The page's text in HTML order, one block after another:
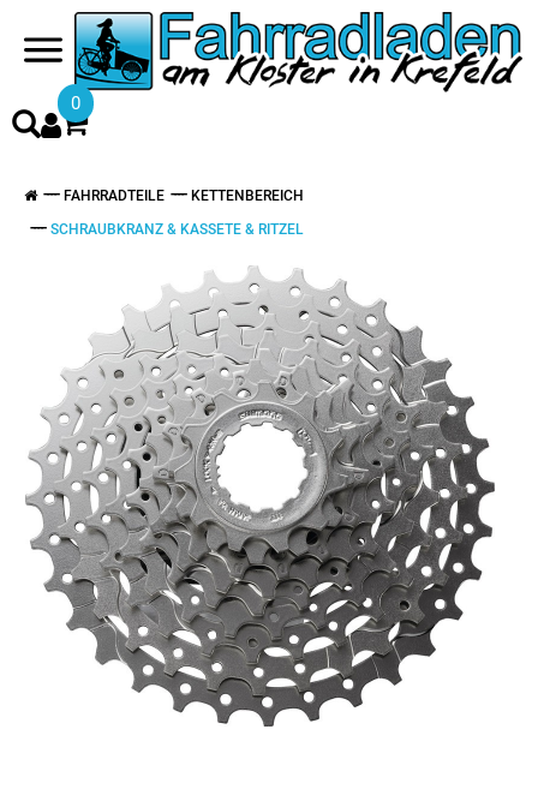
0
FAHRRADTEILE
KETTENBEREICH
SCHRAUBKRANZ & KASSETE & RITZEL